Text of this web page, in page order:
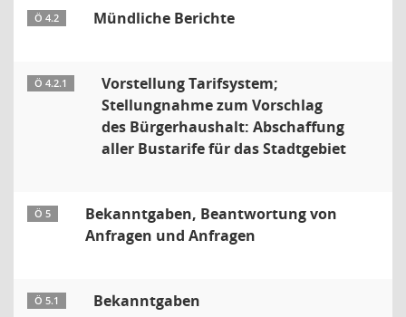
Ö 4.2 Mündliche Berichte
Ö 4.2.1
Vorstellung Tarifsystem;
Stellungnahme zum Vorschlag
des Bürgerhaushalt: Abschaffung
aller Bustarife für das Stadtgebiet
Ö 5
Bekanntgaben, Beantwortung von
Anfragen und Anfragen
Ö 5.1 Bekanntgaben